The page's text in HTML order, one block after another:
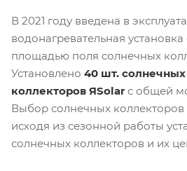
В 2021 году введена в
водонагревательная
площадью поля солнечных
Установлено 40 шт.
коллекторов ЯSolar с общей
Выбор солнечных коллекторов
исходя из сезонной работы
солнечных коллекторов и их